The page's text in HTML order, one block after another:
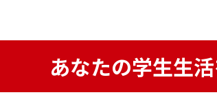
あなたの学生生